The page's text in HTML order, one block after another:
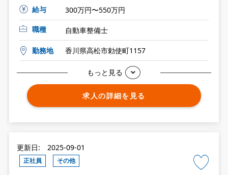
給与
300万円〜550万円
職種
自動車整備士
勤務地 香川県高松市勅使町1157
もっと見る
求人の詳細を見る
更新日: 2025-09-01
正社員 その他